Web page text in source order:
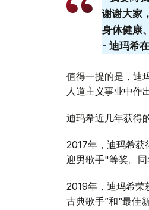
谢谢大家
身体健康
- 迪玛希
值得一提的是，迪
人道主义事业中作
迪玛希近几年获得
2017年，迪玛希
迎男歌手"等奖。
2019年，迪玛希荣
古典歌手”和“最佳